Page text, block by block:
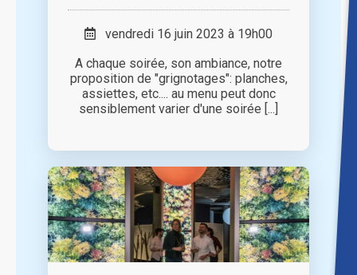
vendredi 16 juin 2023 à 19h00
A chaque soirée, son ambiance, notre
proposition de "grignotages": planches,
assiettes, etc.... au menu peut donc
sensiblement varier d'une soirée [...]